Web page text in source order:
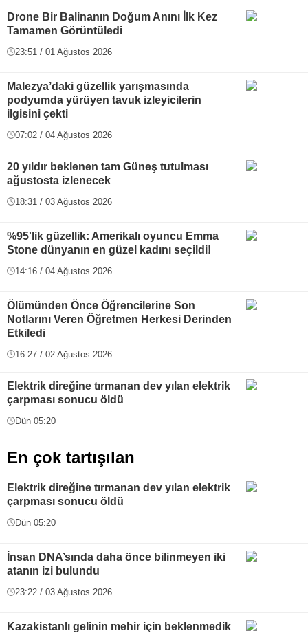
Drone Bir Balinanın Doğum Anını İlk Kez
Tamamen Görüntüledi
23:51 / 01 Ağustos 2026
Malezya’daki güzellik yarışmasında
podyumda yürüyen tavuk izleyicilerin
ilgisini çekti
07:02 / 04 Ağustos 2026
20 yıldır beklenen tam Güneş tutulması
ağustosta izlenecek
18:31 / 03 Ağustos 2026
%95'lik güzellik: Amerikalı oyuncu Emma
Stone dünyanın en güzel kadını seçildi!
14:16 / 04 Ağustos 2026
Ölümünden Önce Öğrencilerine Son
Notlarını Veren Öğretmen Herkesi Derinden
Etkiledi
16:27 / 02 Ağustos 2026
Elektrik direğine tırmanan dev yılan elektrik
çarpması sonucu öldü
Dün 05:20
En çok tartışılan
Elektrik direğine tırmanan dev yılan elektrik
çarpması sonucu öldü
Dün 05:20
İnsan DNA’sında daha önce bilinmeyen iki
atanın izi bulundu
23:22 / 03 Ağustos 2026
Kazakistanlı gelinin mehir için beklenmedik